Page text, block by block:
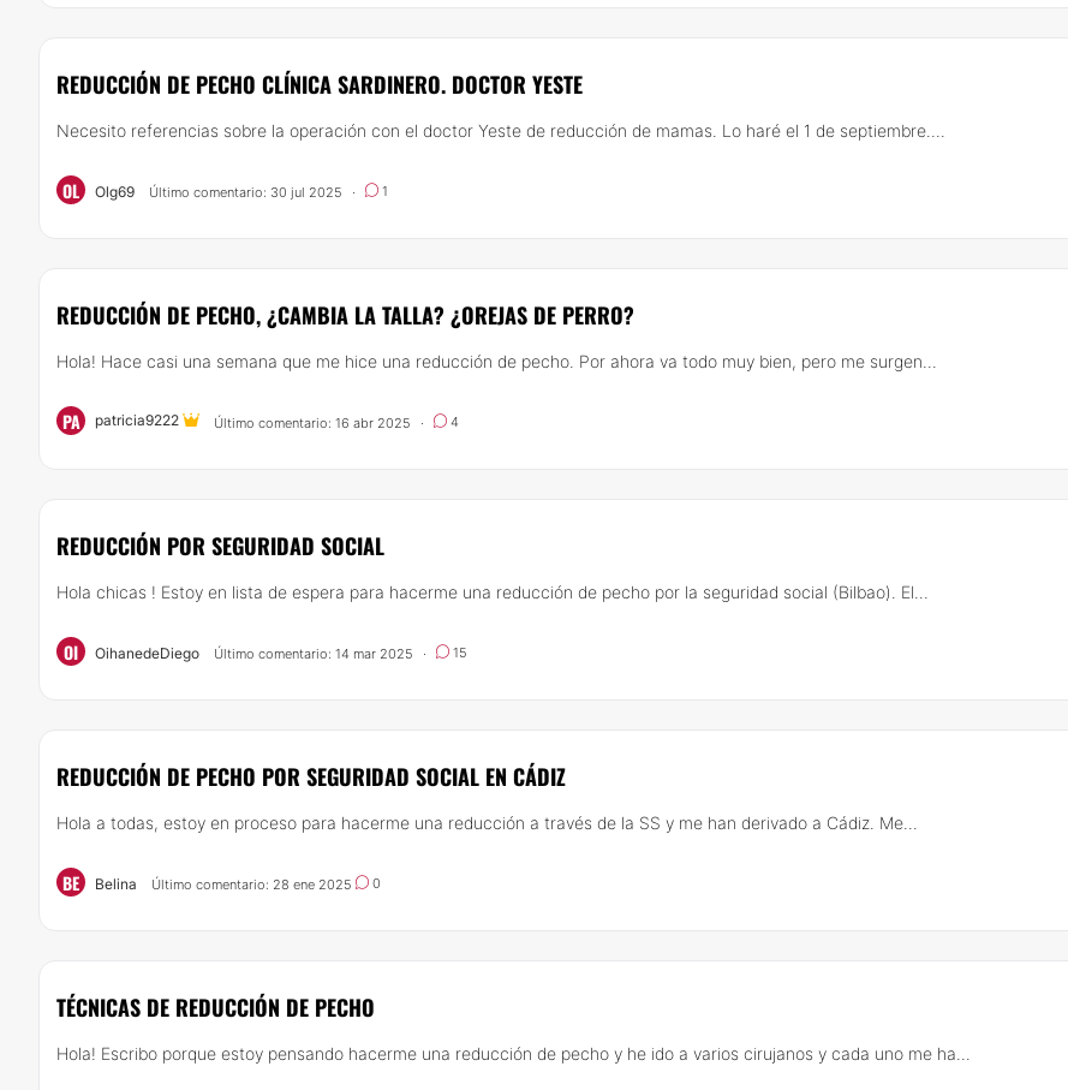
REDUCCIÓN DE PECHO CLÍNICA SARDINERO. DOCTOR YESTE
Necesito referencias sobre la operación con el doctor Yeste de reducción de mamas. Lo haré el 1 de septiembre....
OL Olg69 Último comentario: 30 jul 2025 · 1
REDUCCIÓN DE PECHO, ¿CAMBIA LA TALLA? ¿OREJAS DE PERRO?
Hola! Hace casi una semana que me hice una reducción de pecho. Por ahora va todo muy bien, pero me surgen...
PA patricia9222 Último comentario: 16 abr 2025 · 4
REDUCCIÓN POR SEGURIDAD SOCIAL
Hola chicas ! Estoy en lista de espera para hacerme una reducción de pecho por la seguridad social (Bilbao). El...
OI OihanedeDiego Último comentario: 14 mar 2025 · 15
REDUCCIÓN DE PECHO POR SEGURIDAD SOCIAL EN CÁDIZ
Hola a todas, estoy en proceso para hacerme una reducción a través de la SS y me han derivado a Cádiz. Me...
BE Belina Último comentario: 28 ene 2025 0
TÉCNICAS DE REDUCCIÓN DE PECHO
Hola! Escribo porque estoy pensando hacerme una reducción de pecho y he ido a varios cirujanos y cada uno me ha...